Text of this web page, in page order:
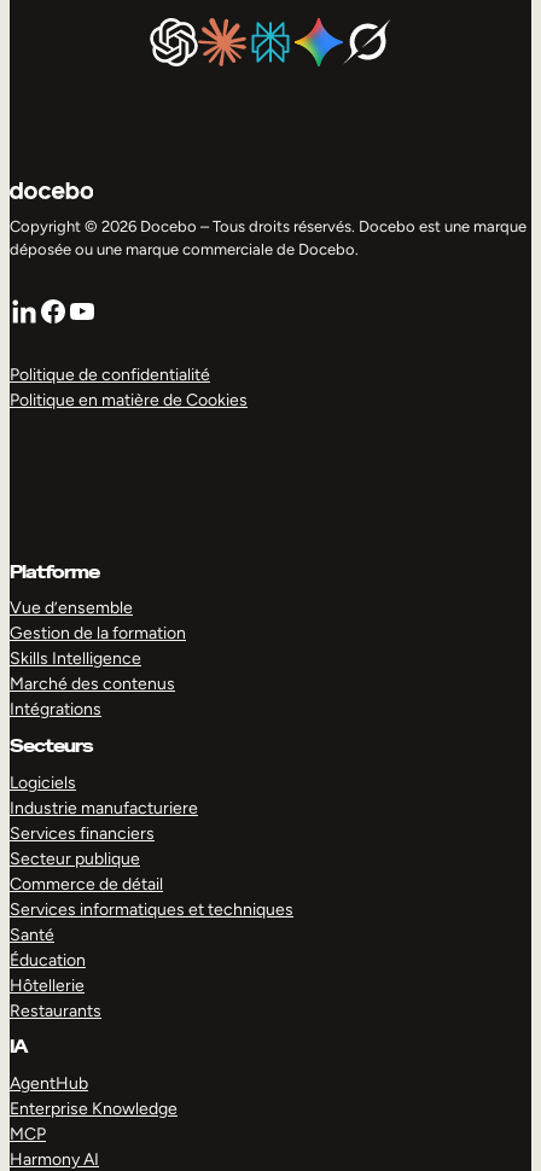
Copyright © 2026 Docebo – Tous droits réservés. Docebo est une marque
déposée ou une marque commerciale de Docebo.
LinkedIn
Facebook
YouTube
Politique de confidentialité
Politique en matière de Cookies
Platforme
Vue d’ensemble
Gestion de la formation
Skills Intelligence
Marché des contenus
Intégrations
Secteurs
Logiciels
Industrie manufacturiere
Services financiers
Secteur publique
Commerce de détail
Services informatiques et techniques
Santé
Éducation
Hôtellerie
Restaurants
IA
AgentHub
Enterprise Knowledge
MCP
Harmony AI